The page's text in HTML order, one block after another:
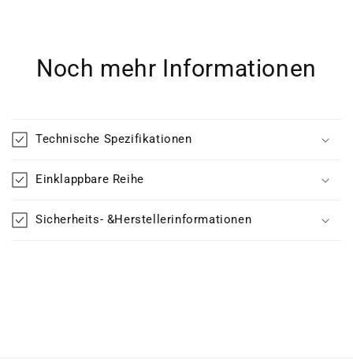
Noch mehr Informationen
Technische Spezifikationen
Einklappbare Reihe
Sicherheits- &Herstellerinformationen